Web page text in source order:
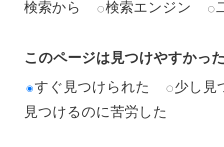
検索から
検索エンジン
このページは見つけやすかっ
すぐ見つけられた
少し見
見つけるのに苦労した